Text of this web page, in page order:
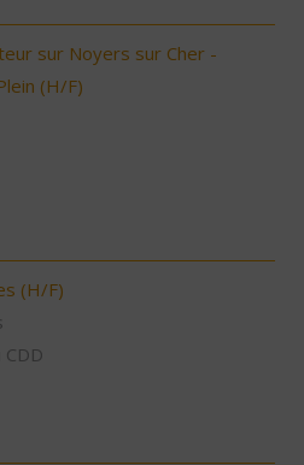
sur Noyers sur Cher -
(H/F)
(H/F)